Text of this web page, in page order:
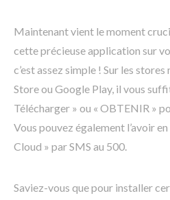
Maintenant vient le moment
cette précieuse application sur
c’est assez simple ! Sur les
Store ou Google Play, il vous
Télécharger » ou « OBTENIR »
Vous pouvez également l’avoir
Cloud » par SMS au 500.
Saviez-vous que pour installer